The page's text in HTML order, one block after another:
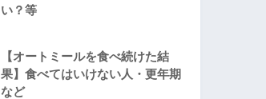
い？等
【オートミールを食べ続けた結
果】食べてはいけない人・更年期
など